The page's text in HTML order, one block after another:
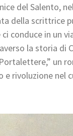
del Salento,
della scrittrice
ci conduce in un
la storia di
un
e rivoluzione nel